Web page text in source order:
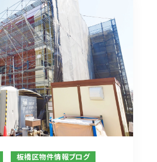
板橋区物件情報ブログ